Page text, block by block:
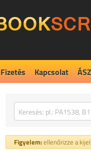
Fizetés Kapcsolat
Figyelem:ellenőrizze a